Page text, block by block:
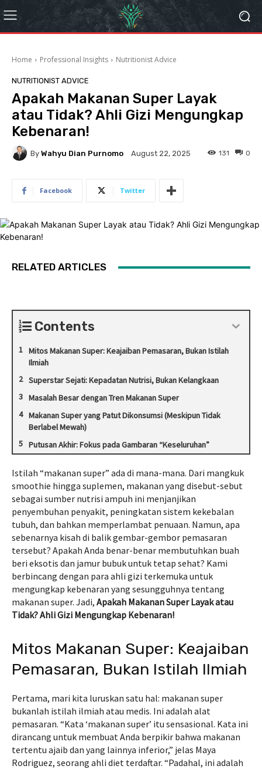
Home Professional Insights Nutritionist Advice
NUTRITIONIST ADVICE
Apakah Makanan Super Layak
atau Tidak? Ahli Gizi Mengungkap
Kebenaran!
By Wahyu Dian Purnomo August 22, 2025 0
131
Facebook Twitter
RELATED ARTICLES
Contents
Mitos Makanan Super: Keajaiban Pemasaran, Bukan Istilah
Ilmiah
Superstar Sejati: Kepadatan Nutrisi, Bukan Kelangkaan
Masalah Besar dengan Tren Makanan Super
Makanan Super yang Patut Dikonsumsi (Meskipun Tidak
Berlabel Mewah)
Putusan Akhir: Fokus pada Gambaran “Keseluruhan”
Istilah “makanan super” ada di mana-mana. Dari mangkuk
smoothie hingga suplemen, makanan yang disebut-sebut
sebagai sumber nutrisi ampuh ini menjanjikan
penyembuhan penyakit, peningkatan sistem kekebalan
tubuh, dan bahkan memperlambat penuaan. Namun, apa
sebenarnya kisah di balik gembar-gembor pemasaran
tersebut? Apakah Anda benar-benar membutuhkan buah
beri eksotis dan jamur bubuk untuk tetap sehat? Kami
berbincang dengan para ahli gizi terkemuka untuk
mengungkap kebenaran yang sesungguhnya tentang
makanan super. Jadi, Apakah Makanan Super Layak atau
Tidak? Ahli Gizi Mengungkap Kebenaran!
Mitos Makanan Super: Keajaiban
Pemasaran, Bukan Istilah Ilmiah
Pertama, mari kita luruskan satu hal: makanan super
bukanlah istilah ilmiah atau medis. Ini adalah alat
pemasaran. “Kata ‘makanan super’ itu sensasional. Kata ini
dirancang untuk membuat Anda berpikir bahwa makanan
tertentu ajaib dan yang lainnya inferior,” jelas Maya
Rodriguez, seorang ahli diet terdaftar. “Padahal, ini adalah